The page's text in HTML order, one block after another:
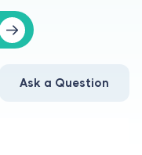
Ask a Question